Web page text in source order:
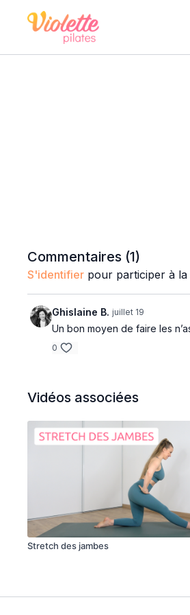
Commentaires (1)
S'identifier pour participer à
Ghislaine B. juillet 19
Un bon moyen de faire les
0
Vidéos associées
Stretch des jambes